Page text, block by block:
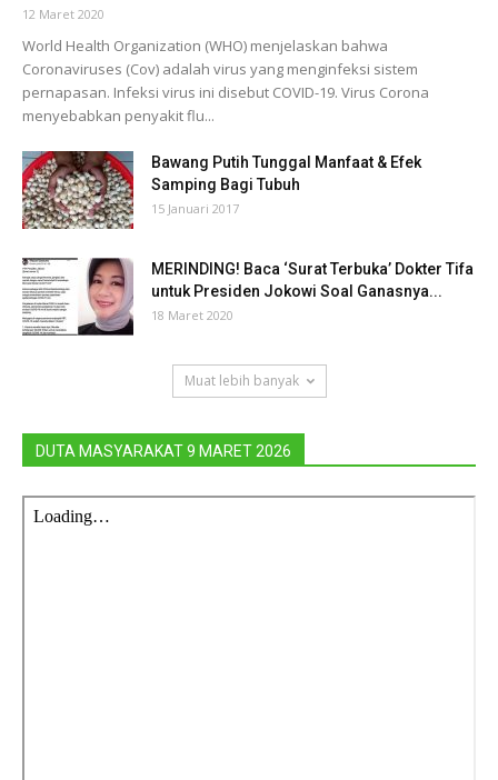
12 Maret 2020
World Health Organization (WHO) menjelaskan bahwa
Coronaviruses (Cov) adalah virus yang menginfeksi sistem
pernapasan. Infeksi virus ini disebut COVID-19. Virus Corona
menyebabkan penyakit flu...
Bawang Putih Tunggal Manfaat & Efek
Samping Bagi Tubuh
15 Januari 2017
MERINDING! Baca ‘Surat Terbuka’ Dokter Tifa
untuk Presiden Jokowi Soal Ganasnya...
18 Maret 2020
Muat lebih banyak
DUTA MASYARAKAT 9 MARET 2026